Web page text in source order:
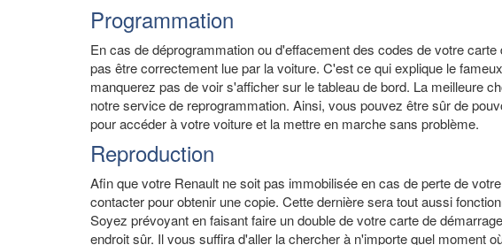
Programmation
En cas de déprogrammation ou d'effacement des codes de votre
pas être correctement lue par la voiture. C'est ce qui explique le
manquerez pas de voir s'afficher sur le tableau de bord. La meilleure
notre service de reprogrammation. Ainsi, vous pouvez être sûr de
pour accéder à votre voiture et la mettre en marche sans problème.
Reproduction
Afin que votre Renault ne soit pas immobilisée en cas de perte de
contacter pour obtenir une copie. Cette dernière sera tout aussi
Soyez prévoyant en faisant faire un double de votre carte de
endroit sûr. Il vous suffira d'aller la chercher à n'importe quel moment